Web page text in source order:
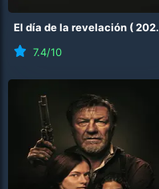
El día de la revelación (2026
7.4/10